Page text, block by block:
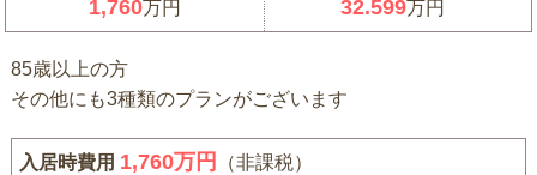
1,760万円 32.599万円
85歳以上の方
その他にも3種類のプランがございます
入居時費用 1,760万円 （非課税）